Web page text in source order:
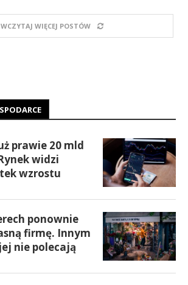
WCZYTAJ WIĘCEJ POSTÓW
prawie 20 mld
widzi
wzrostu
ponownie
firmę. Innym
nie polecają